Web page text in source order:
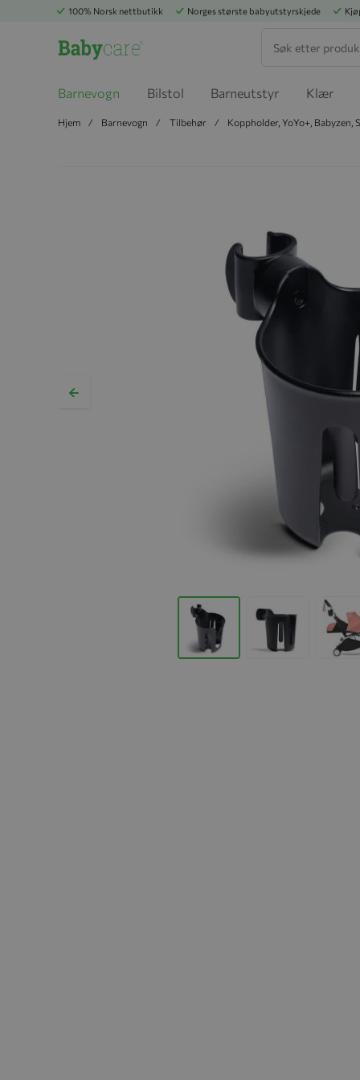
100% Norsk nettbutikk Norges største babyutstyrskjede
Barnevogn Bilstol Barneutstyr Klær
Hjem Barnevogn Tilbehør Koppholder, YoYo+, Babyzen,